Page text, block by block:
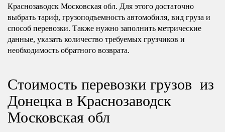
Краснозаводск Московская обл. Для этого достаточно
выбрать тариф, грузоподъемность автомобиля, вид груза и
способ перевозки. Также нужно заполнить метрические
данные, указать количество требуемых грузчиков и
необходимость обратного возврата.
Стоимость перевозки грузов из
Донецка в Краснозаводск
Московская обл